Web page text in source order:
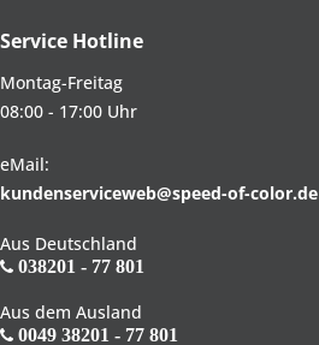
Service Hotline
Montag-Freitag
08:00 - 17:00 Uhr
eMail:
kundenserviceweb@speed-of-color.de
Aus Deutschland
038201 - 77 801
Aus dem Ausland
0049 38201 - 77 801